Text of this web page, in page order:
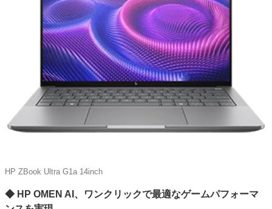
HP ZBook Ultra G1a 14inch
◆ HP OMEN AI、ワンクリックで最適なゲームパフォーマ